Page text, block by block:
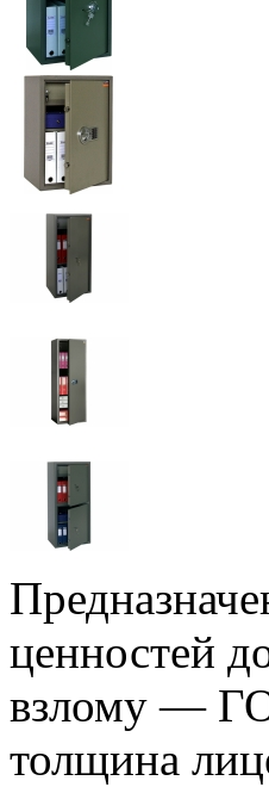
ценностей
взлому —
толщина